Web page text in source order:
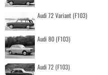
Audi 72 Variant (F103)
Audi 80 (F103)
Audi 72 (F103)